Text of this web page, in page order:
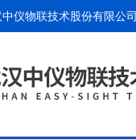
仪物联技术股份有限公司